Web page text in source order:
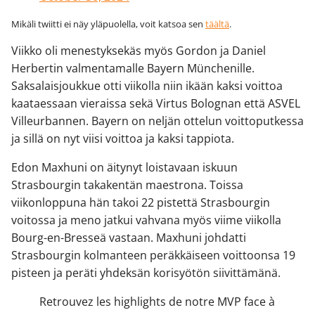
Mikäli twiitti ei näy yläpuolella, voit katsoa sen täältä.
Viikko oli menestyksekäs myös Gordon ja Daniel
Herbertin valmentamalle Bayern Münchenille.
Saksalaisjoukkue otti viikolla niin ikään kaksi voittoa
kaataessaan vieraissa sekä Virtus Bolognan että ASVEL
Villeurbannen. Bayern on neljän ottelun voittoputkessa
ja sillä on nyt viisi voittoa ja kaksi tappiota.
Edon Maxhuni on äitynyt loistavaan iskuun
Strasbourgin takakentän maestrona. Toissa
viikonloppuna hän takoi 22 pistettä Strasbourgin
voitossa ja meno jatkui vahvana myös viime viikolla
Bourg-en-Bresseä vastaan. Maxhuni johdatti
Strasbourgin kolmanteen peräkkäiseen voittoonsa 19
pisteen ja peräti yhdeksän korisyötön siivittämänä.
Retrouvez les highlights de notre MVP face à